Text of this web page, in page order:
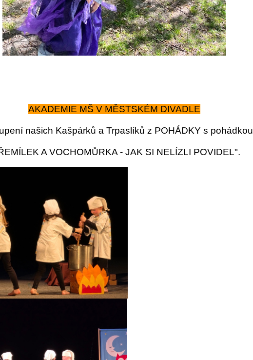
AKADEMIE MŠ V MĚSTSKÉM DIVADLE
našich Kašpárků a Trpaslíků z POHÁDKY s pohádkou
A VOCHOMŮRKA - JAK SI NELÍZLI POVIDEL".